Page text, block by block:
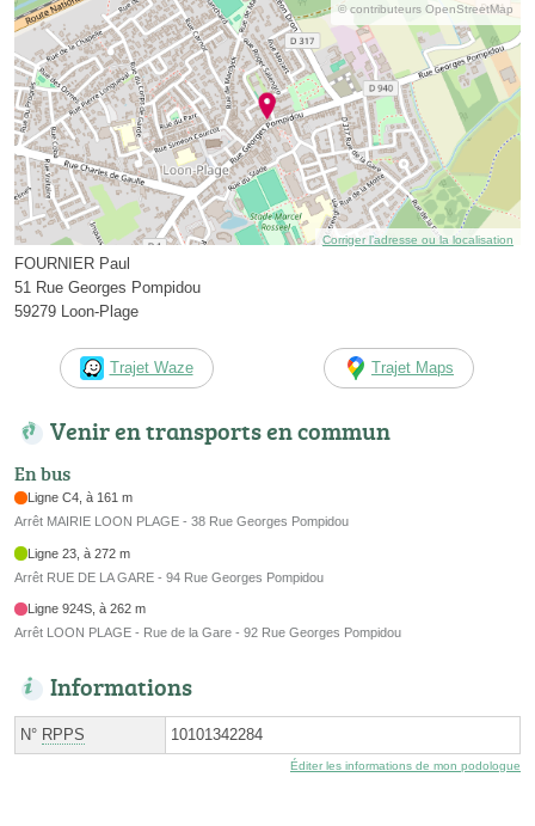
© contributeurs OpenStreetMap
Corriger l’adresse ou la localisation
FOURNIER Paul
51 Rue Georges Pompidou
59279 Loon-Plage
Trajet Waze Trajet Maps
Venir en transports en commun
En bus
Ligne C4, à 161 m
Arrêt MAIRIE LOON PLAGE - 38 Rue Georges Pompidou
Ligne 23, à 272 m
Arrêt RUE DE LA GARE - 94 Rue Georges Pompidou
Ligne 924S, à 262 m
Arrêt LOON PLAGE - Rue de la Gare - 92 Rue Georges Pompidou
Informations
N° RPPS 10101342284
Éditer les informations de mon podologue